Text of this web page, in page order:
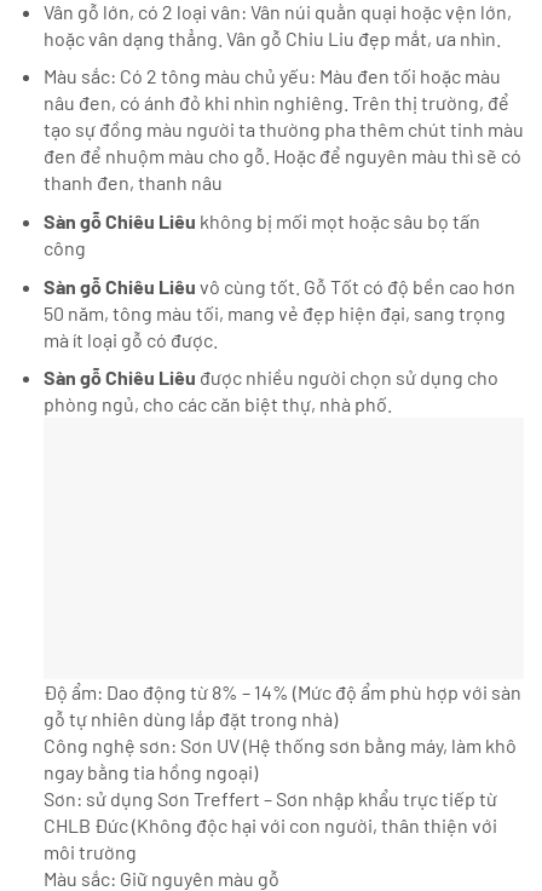
Vân gỗ lớn, có 2 loại vân: Vân núi quằn quại hoặc vện lớn,
hoặc vân dạng thẳng. Vân gỗ Chiu Liu đẹp mắt, ưa nhìn.
Màu sắc: Có 2 tông màu chủ yếu: Màu đen tối hoặc màu
nâu đen, có ánh đỏ khi nhìn nghiêng. Trên thị trường, để
tạo sự đồng màu người ta thường pha thêm chút tinh màu
đen để nhuộm màu cho gỗ. Hoặc để nguyên màu thì sẽ có
thanh đen, thanh nâu
Sàn gỗ Chiêu Liêu không bị mối mọt hoặc sâu bọ tấn
công
Sàn gỗ Chiêu Liêu vô cùng tốt. Gỗ Tốt có độ bền cao hơn
50 năm, tông màu tối, mang vẻ đẹp hiện đại, sang trọng
mà ít loại gỗ có được.
Sàn gỗ Chiêu Liêu được nhiều người chọn sử dụng cho
phòng ngủ, cho các căn biệt thự, nhà phố.
Độ ẩm: Dao động từ 8% – 14% (Mức độ ẩm phù hợp với sàn
gỗ tự nhiên dùng lắp đặt trong nhà)
Công nghệ sơn: Sơn UV (Hệ thống sơn bằng máy, làm khô
ngay bằng tia hồng ngoại)
Sơn: sử dụng Sơn Treffert – Sơn nhập khẩu trực tiếp từ
CHLB Đức (Không độc hại với con người, thân thiện với
môi trường
Màu sắc: Giữ nguyên màu gỗ